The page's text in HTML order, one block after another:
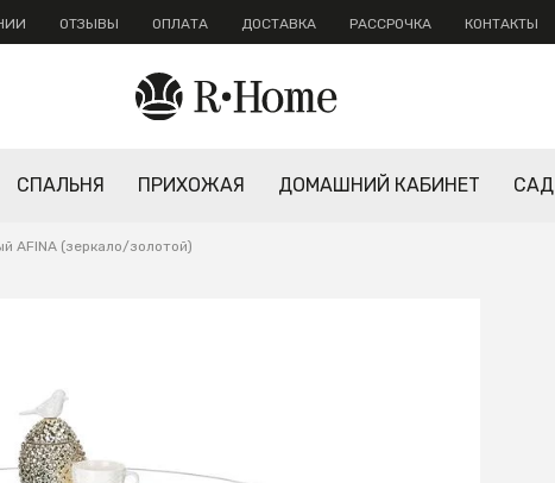
ОТЗЫВЫ ОПЛАТА ДОСТАВКА РАССРОЧКА КОНТАКТЫ
СПАЛЬНЯ ПРИХОЖАЯ ДОМАШНИЙ КАБИНЕТ САД
AFINA (зеркало/золотой)